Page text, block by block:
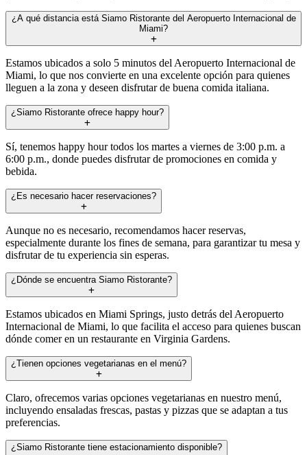
¿A qué distancia está Siamo Ristorante del Aeropuerto Internacional de
Miami?
Estamos ubicados a solo 5 minutos del Aeropuerto Internacional de
Miami, lo que nos convierte en una excelente opción para quienes
lleguen a la zona y deseen disfrutar de buena comida italiana.
¿Siamo Ristorante ofrece happy hour?
Sí, tenemos happy hour todos los martes a viernes de 3:00 p.m. a
6:00 p.m., donde puedes disfrutar de promociones en comida y
bebida.
¿Es necesario hacer reservaciones?
Aunque no es necesario, recomendamos hacer reservas,
especialmente durante los fines de semana, para garantizar tu mesa y
disfrutar de tu experiencia sin esperas.
¿Dónde se encuentra Siamo Ristorante?
Estamos ubicados en Miami Springs, justo detrás del Aeropuerto
Internacional de Miami, lo que facilita el acceso para quienes buscan
dónde comer en un restaurante en Virginia Gardens.
¿Tienen opciones vegetarianas en el menú?
Claro, ofrecemos varias opciones vegetarianas en nuestro menú,
incluyendo ensaladas frescas, pastas y pizzas que se adaptan a tus
preferencias.
¿Siamo Ristorante tiene estacionamiento disponible?